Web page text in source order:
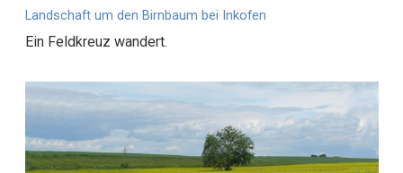
Landschaft um den Birnbaum bei Inkofen
Ein Feldkreuz wandert.